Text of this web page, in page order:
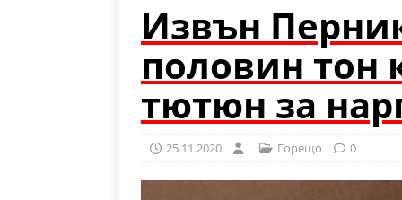
Извън
половин тон
тютюн за
25.11.2020 Горещо 0